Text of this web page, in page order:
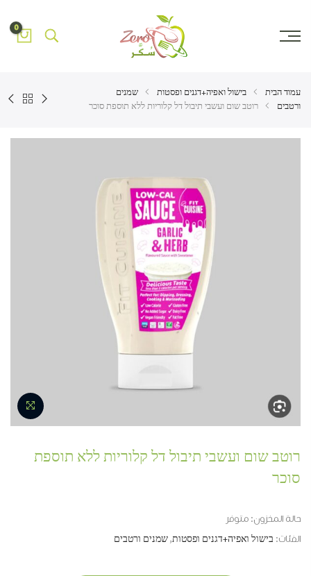
0
עמוד הבית בישול ואפיה+דגנים ופסטות
שמנים
ורטבים
רוטב שום ועשבי תיבול דל קלוריות ללא תוספת סוכר
רוטב שום ועשבי תיבול דל קלוריות ללא תוספת
סוכר
حالة المخزون: متوفر
الفئات: בישול ואפיה+דגנים ופסטות,שמנים ורטבים